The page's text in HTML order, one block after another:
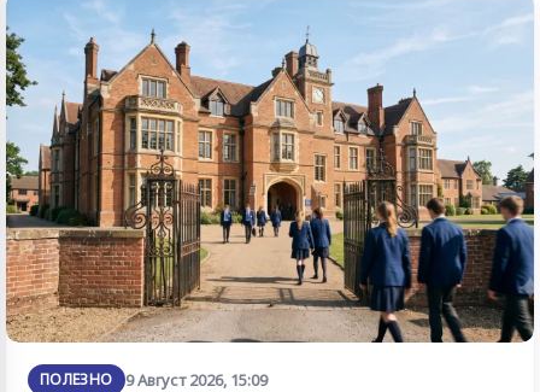
ПОЛЕЗНО 9 Август 2026, 15:09